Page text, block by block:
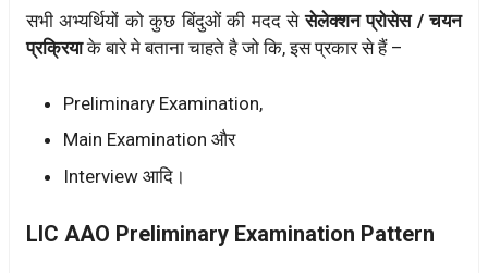
सभी अभ्यर्थियों को कुछ बिंदुओं की मदद सेसेलेक्शन प्रोसेस / चयन
प्रक्रियाके बारे मे बताना चाहते है जो कि, इस प्रकार से हैं –
Preliminary Examination,
Main Examination और
Interview आदि।
LIC AAO Preliminary Examination Pattern